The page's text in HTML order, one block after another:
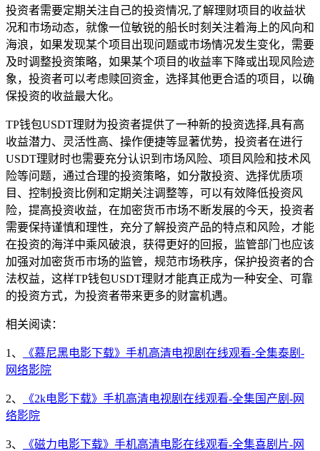
投资者需要定期关注自己的投资情况,了解理财项目的收益状
况和市场动态，就像一位敏锐的船长时刻关注着海上的风向和
海浪，如果发现某个项目出现问题或市场情况发生变化，需要
及时调整投资策略，如果某个项目的收益率下降或出现风险迹
象，投资者可以考虑赎回资金，选择其他更合适的项目，以确
保投资的收益最大化。
TP钱包USDT理财为投资者提供了一种新的投资选择,具有高
收益潜力、灵活性高、操作便捷等显著优势，投资者在进行
USDT理财时也需要充分认识到市场风险、项目风险和技术风
险等问题，通过合理的投资策略，如分散投资、选择优质项
目、控制投资比例和定期关注调整等，可以有效降低投资风
险，提高投资收益，在加密货币市场不断发展的今天，投资者
需要保持谨慎和理性，充分了解投资产品的特点和风险，才能
在投资的海洋中乘风破浪，获得更好的回报，监管部门也应该
加强对加密货币市场的监管，规范市场秩序，保护投资者的合
法权益，这样TP钱包USDT理财才能真正成为一种安全、可靠
的投资方式，为投资者带来更多的财富机遇。
相关阅读：
1、
《慕尼黑电影下载》手机高清电视剧在线观看-全集泰剧-
网络影院
2、
《2k电影下载》手机高清电视剧在线观看-全集国产剧-网
络影院
3、
《磁力电影下载》手机高清电影在线观看-全集喜剧片-网